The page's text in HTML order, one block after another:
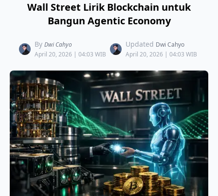
Wall Street Lirik Blockchain untuk
Bangun Agentic Economy
By Dwi Cahyo
April 20, 2026 | 04:03 WIB
Updated Dwi Cahyo
April 20, 2026 | 04:03 WIB